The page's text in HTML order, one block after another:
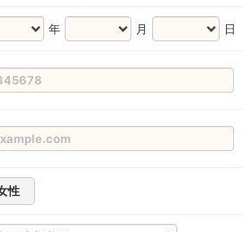
年 月 日
性